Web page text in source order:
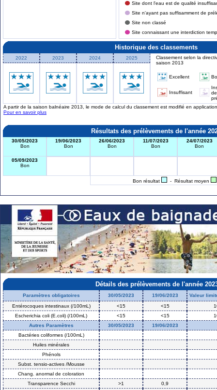
Site dont l'eau est de qualité
Site n'ayant pas suffisamment de
Site non classé
Site connaissant une interdiction
Historique des classements
2022 2023 2024 2025
Classement selon la
saison 2013
Excellent
Insuffisant
de
A partir de la saison balnéaire 2013, le mode de calcul du classement est modifié en
Pour en savoir plus
Résultats des prélèvements de l'année
30/05/2023
Bon
19/06/2023
Bon
26/06/2023
Bon
11/07/2023
Bon
24/07/2023
Bon
05/09/2023
Bon
Bon résultat - Résultat moyen
Détails des prélèvements de l'année
Paramètres obligatoires 30/05/2023 19/06/2023
Valeur
Entérocoques intestinaux (/100mL)
<15 <15
Escherichia coli (E.coli) (/100mL)
<15 <15
Autres Paramètres
30/05/2023
19/06/2023
Bactéries coliformes (/100mL)
Huiles minérales
Phénols
Subst. tensio-actives /Mousse
Chang. anormal de coloration
Transparence Secchi
>1
0,9